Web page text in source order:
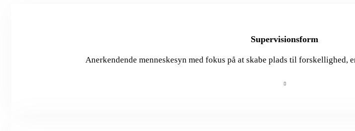
Supervisionsform
Anerkendende menneskesyn med fokus på at skabe plads til